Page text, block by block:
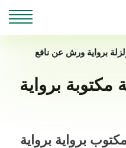
برواية ورش عن نافع
مكتوبة برواية
برواية برواية